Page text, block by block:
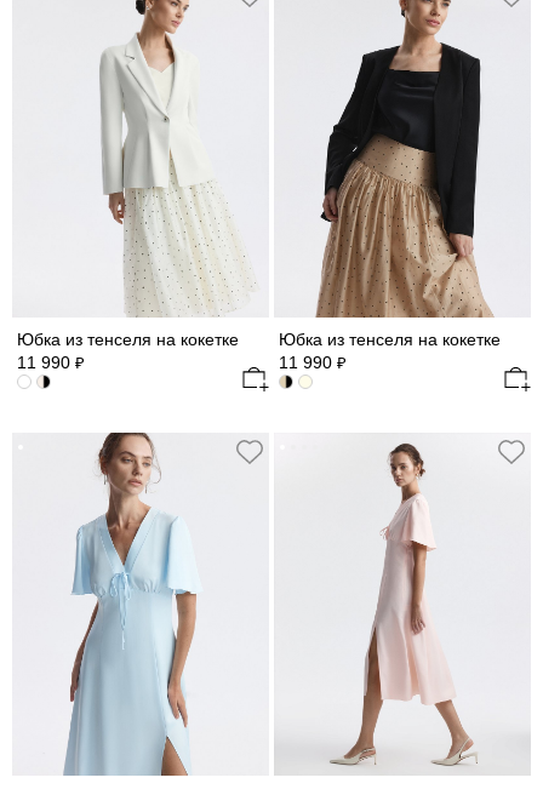
Юбка из тенселя на кокетке
11 990 ₽
Юбка из тенселя на кокетке
11 990 ₽